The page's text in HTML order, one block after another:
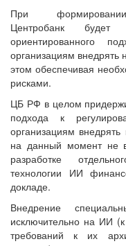
При
Центробанк будет
ориентированного
организациям внедрять
этом обеспечивая
рисками.
ЦБ РФ в целом
подхода к
организациям
на данный момент не
разработке
технологии ИИ
докладе.
Внедрение
исключительно на ИИ
требований к их